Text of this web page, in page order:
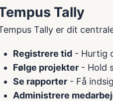
Tally
Tally er dit
Registrere tid - Hurtig
Følge projekter - Hold
Se rapporter - Få
Administrere